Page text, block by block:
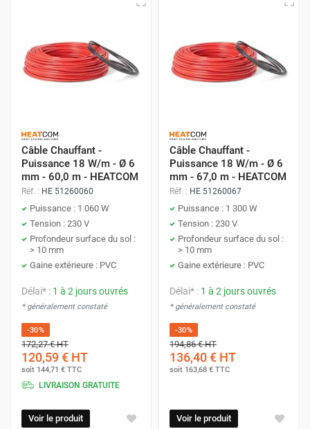
Câble Chauffant -
Puissance 18 W/m - Ø 6
mm - 60,0 m - HEATCOM
Réf. : HE 51260060
Puissance : 1 060 W
Tension : 230 V
Profondeur surface du sol :
> 10 mm
Gaine extérieure : PVC
Délai* : 1 à 2 jours ouvrés
* généralement constaté
-30%
172,27 €HT
120,59 € HT
soit 144,71 € TTC
LIVRAISON GRATUITE
Voir le produit
Câble Chauffant -
Puissance 18 W/m - Ø 6
mm - 67,0 m - HEATCOM
Réf. : HE 51260067
Puissance : 1 300 W
Tension : 230 V
Profondeur surface du sol :
> 10 mm
Gaine extérieure : PVC
Délai* : 1 à 2 jours ouvrés
* généralement constaté
-30%
194,86 €HT
136,40 € HT
soit 163,68 € TTC
Voir le produit